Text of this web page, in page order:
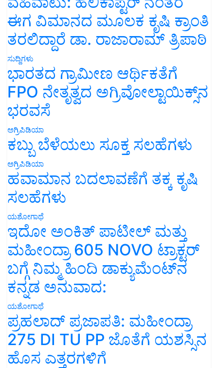
ಈಗ ವಿಮಾನದ ಮೂಲಕ ಕೃಷಿ ಕ್ರಾಂತಿ
ತರಲಿದ್ದಾರೆ ಡಾ. ರಾಜಾರಾಮ್ ತ್ರಿಪಾಠಿ
ಸುದ್ದಿಗಳು
ಭಾರತದ ಗ್ರಾಮೀಣ ಆರ್ಥಿಕತೆಗೆ
FPO ನೇತೃತ್ವದ ಅಗ್ರಿವೋಲ್ಟಾಯಿಕ್ಸ್‌ನ
ಭರವಸೆ
ಅಗ್ರಿಪಿಡಿಯಾ
ಕಬ್ಬು ಬೆಳೆಯಲು ಸೂಕ್ತ ಸಲಹೆಗಳು
ಅಗ್ರಿಪಿಡಿಯಾ
ಹವಾಮಾನ ಬದಲಾವಣೆಗೆ ತಕ್ಕ ಕೃಷಿ
ಸಲಹೆಗಳು
ಯಶೋಗಾಥೆ
ಇದೋ ಅಂಕಿತ್ ಪಾಟೀಲ್ ಮತ್ತು
ಮಹೀಂದ್ರಾ 605 NOVO ಟ್ರಾಕ್ಟರ್
ಬಗ್ಗೆ ನಿಮ್ಮ ಹಿಂದಿ ಡಾಕ್ಯುಮೆಂಟ್‌ನ
ಕನ್ನಡ ಅನುವಾದ:
ಯಶೋಗಾಥೆ
ಪ್ರಹಲಾದ್ ಪ್ರಜಾಪತಿ: ಮಹೀಂದ್ರಾ
275 DI TU PP ಜೊತೆಗೆ ಯಶಸ್ಸಿನ
ಹೊಸ ಎತ್ತರಗಳಿಗೆ